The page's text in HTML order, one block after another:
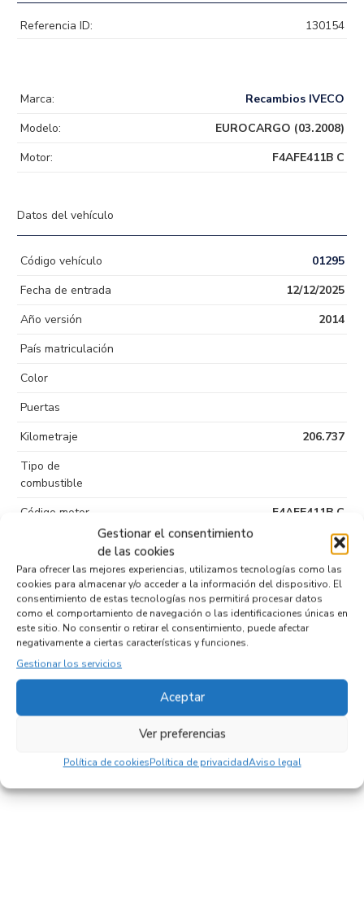
Gestionar el consentimiento
de las cookies
Para ofrecer las mejores experiencias, utilizamos tecnologías como las
cookies para almacenar y/o acceder a la información del dispositivo. El
consentimiento de estas tecnologías nos permitirá procesar datos
como el comportamiento de navegación o las identificaciones únicas en
este sitio. No consentir o retirar el consentimiento, puede afectar
negativamente a ciertas características y funciones.
Gestionar los servicios
Aceptar
Ver preferencias
Política de cookiesPolítica de privacidadAviso legal
Referencia ID: 130154
Marca:
Recambios IVECO
Modelo:
EUROCARGO (03.2008)
Motor:
F4AFE411B C
Datos del vehículo
Código vehículo
01295
Fecha de entrada
12/12/2025
Año versión
2014
País matriculación
Color
Puertas
Kilometraje
206.737
Tipo de
combustible
Código motor
F4AFE411B C
Productos relacionados
FARO DERECHO DX45241748
EUROCARGO (03.2008)
Referencia ID: 143875